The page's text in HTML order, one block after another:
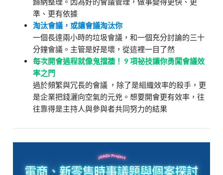
準、更有依據
淘汰會議，或讓會議淘汰你
一個長達兩小時的垃圾會議，和一個充分討論的三十
分鐘會議。主管是好是壞，從這裡一目了然
每次開會過程就像鬼擋牆！ 9 項祕技讓你勇闖會議效
率之門
過於頻繁與冗長的會議 ，除了是組織效率的殺手，更
是企業把錢灑向空氣的元兇。想要開會更有效率，往
往靠得是主持人與參與者共同努力的結果